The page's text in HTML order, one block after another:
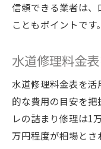
信頼できる業者は
こともポイントです。
水道修理料金
水道修理料金表を
的な費用の目安を
レの詰まり修理は1
万円程度が相場と